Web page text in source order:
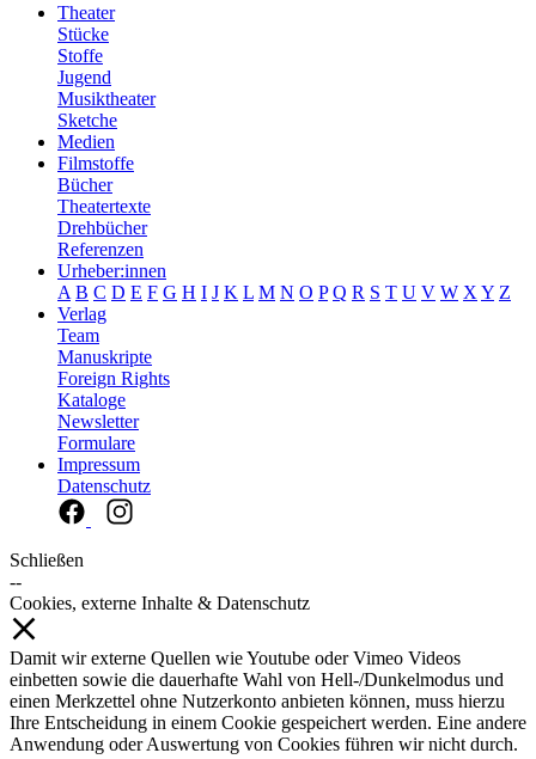
Theater
Stücke
Stoffe
Jugend
Musiktheater
Sketche
Medien
Filmstoffe
Bücher
Theatertexte
Drehbücher
Referenzen
Urheber:innen
A B C D E F G H I J K L M N O P Q R S T U V W X Y Z
Verlag
Team
Manuskripte
Foreign Rights
Kataloge
Newsletter
Formulare
Impressum
Datenschutz
Schließen
--
Cookies, externe Inhalte & Datenschutz
Damit wir externe Quellen wie Youtube oder Vimeo Videos
einbetten sowie die dauerhafte Wahl von Hell-/Dunkelmodus und
einen Merkzettel ohne Nutzerkonto anbieten können, muss hierzu
Ihre Entscheidung in einem Cookie gespeichert werden. Eine andere
Anwendung oder Auswertung von Cookies führen wir nicht durch.